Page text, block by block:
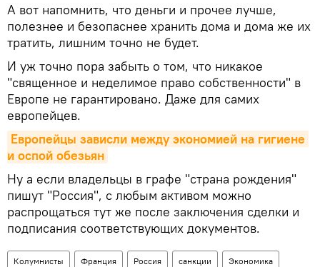
А вот напомнить, что деньги и прочее лучше,
полезнее и безопаснее хранить дома и дома же их
тратить, лишним точно не будет.
И уж точно пора забыть о том, что никакое
"священное и неделимое право собственности" в
Европе не гарантировано. Даже для самих
европейцев.
Европейцы зависли между экономией на гигиене
и оспой обезьян
Ну а если владельцы в графе "страна рождения"
пишут "Россия", с любым активом можно
распрощаться тут же после заключения сделки и
подписания соответствующих документов.
Колумнисты Франция Россия санкции Экономика